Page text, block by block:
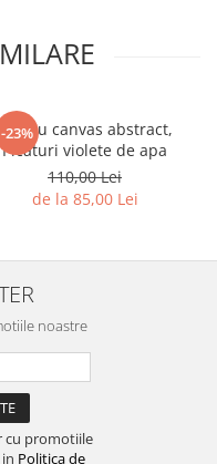
-23%
canvas abstract,
Picaturi violete de apa
110,00 Lei
de la 85,00 Lei
noastre
cu promotiile
Politica de